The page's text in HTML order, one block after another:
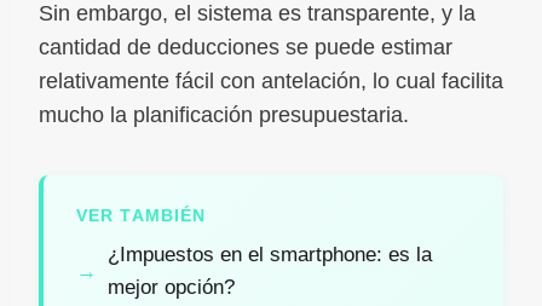
Sin embargo, el sistema es transparente, y la
cantidad de deducciones se puede estimar
relativamente fácil con antelación, lo cual facilita
mucho la planificación presupuestaria.
VER TAMBIÉN
¿Impuestos en el smartphone: es la
mejor opción?